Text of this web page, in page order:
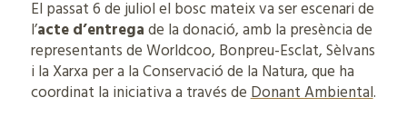
El passat 6 de juliol el bosc mateix va ser escenari de
l’acte d’entregade la donació, amb la presència de
representants de Worldcoo, Bonpreu-Esclat, Sèlvans
i la Xarxa per a la Conservació de la Natura, que ha
coordinat la iniciativa a través deDonant Ambiental.